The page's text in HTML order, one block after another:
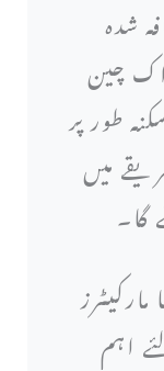
شدہ
چین
طور پر
میں
گا۔
اہم